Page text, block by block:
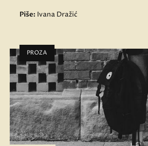
Piše: Ivana Dražić
PROZA